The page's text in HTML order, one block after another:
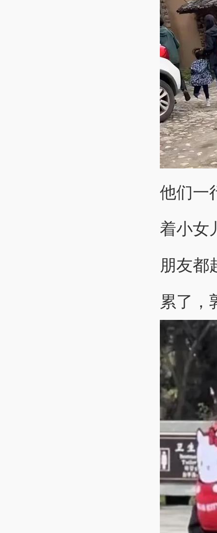
他们一
着小女
朋友都
累了，